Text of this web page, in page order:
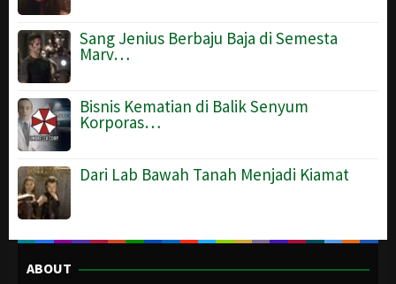
Sang Jenius Berbaju Baja di Semesta
Marv…
Bisnis Kematian di Balik Senyum
Korporas…
Dari Lab Bawah Tanah Menjadi Kiamat
ABOUT